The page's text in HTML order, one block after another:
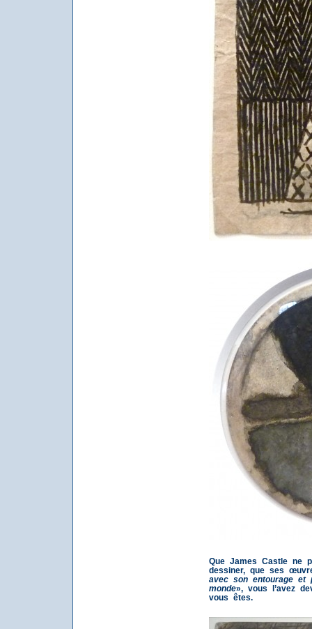
Que James Castle ne
dessiner, que ses
avec son entourage et
monde», vous l’avez
vous êtes.